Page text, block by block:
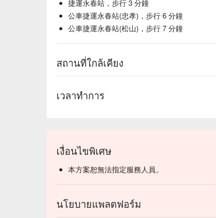
捷運永春站，步行 3 分鐘
公車捷運永春站(忠孝)，步行 6 分鐘
公車捷運永春站(松山)，步行 7 分鐘
สถานที่ใกล้เคียง
เวลาทำการ
เงื่อนไขพิเศษ
本方案恕無法指定服務人員。
นโยบายแพลตฟอร์ม